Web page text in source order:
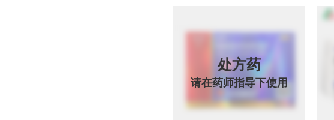
处方药
请在药师指导下使用